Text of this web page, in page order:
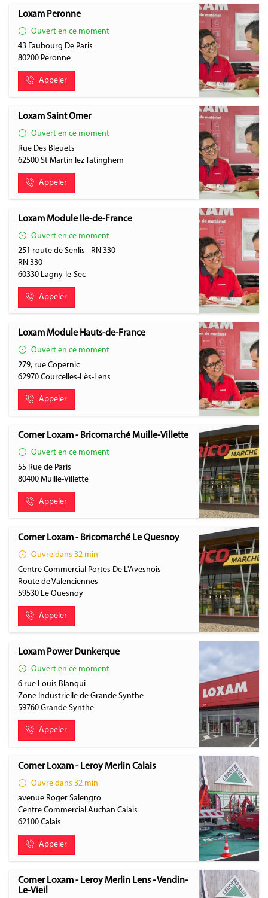
Loxam Peronne
Ouvert en ce moment
43 Faubourg De Paris
80200 Peronne
Appeler
Loxam Saint Omer
Ouvert en ce moment
Rue Des Bleuets
62500 St Martin lez Tatinghem
Appeler
Loxam Module Ile-de-France
Ouvert en ce moment
251 route de Senlis - RN 330
RN 330
60330 Lagny-le-Sec
Appeler
Loxam Module Hauts-de-France
Ouvert en ce moment
279, rue Copernic
62970 Courcelles-Lès-Lens
Appeler
Corner Loxam - Bricomarché Muille-Villette
Ouvert en ce moment
55 Rue de Paris
80400 Muille-Villette
Appeler
Corner Loxam - Bricomarché Le Quesnoy
Ouvre dans 32 min
Centre Commercial Portes De L'Avesnois
Route de Valenciennes
59530 Le Quesnoy
Appeler
Loxam Power Dunkerque
Ouvert en ce moment
6 rue Louis Blanqui
Zone Industrielle de Grande Synthe
59760 Grande Synthe
Appeler
Corner Loxam - Leroy Merlin Calais
Ouvre dans 32 min
avenue Roger Salengro
Centre Commercial Auchan Calais
62100 Calais
Appeler
Corner Loxam - Leroy Merlin Lens - Vendin-
Le-Vieil